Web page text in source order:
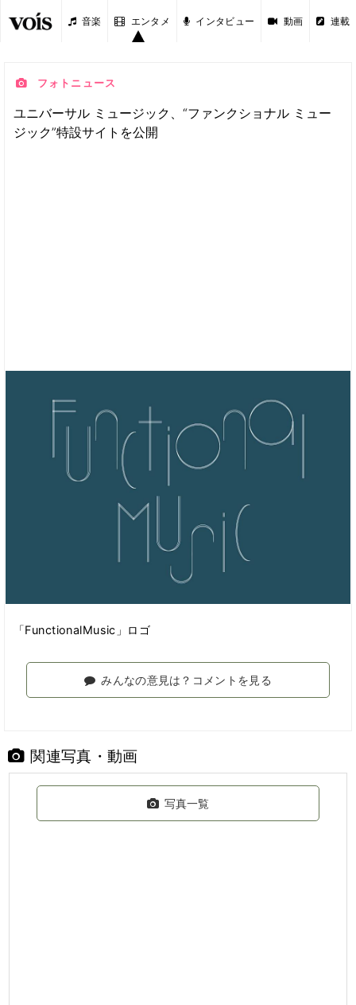
音楽 エンタメ インタビュー 動画 連載
フォトニュース
ユニバーサル ミュージック、“ファンクショナル ミュー
ジック”特設サイトを公開
「FunctionalMusic」ロゴ
みんなの意見は？コメントを見る
関連写真・動画
写真一覧